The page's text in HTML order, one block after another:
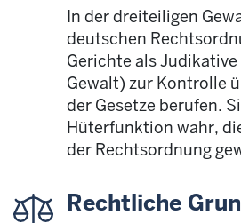
In der dreiteiligen
deutschen
Gerichte als
Gewalt) zur Kontrolle
der Gesetze berufen.
Hüterfunktion wahr,
der Rechtsordnung
Rechtliche